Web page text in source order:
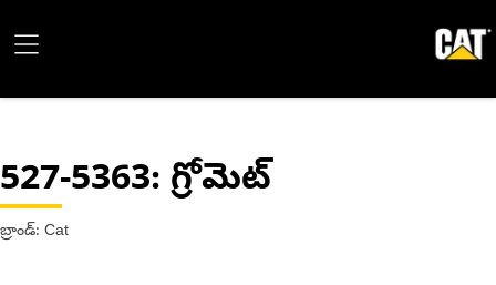
527-5363: గ్రోమెట్
బ్రాండ్: Cat